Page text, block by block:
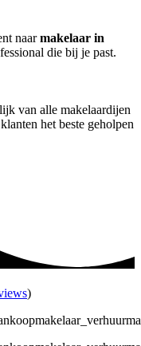
naarmakelaar in
die bij je past.
van alle makelaardijen
het beste geholpen
)